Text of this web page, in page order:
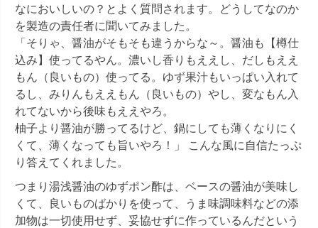
なにおいしいの？とよく質問されます。どうしてなのか
を製造の責任者に聞いてみました。
「そりゃ、醤油がそもそも違うからな～。醤油も【樽仕
込み】使ってるやん。濃いし香りもええし、だしもええ
もん（良いもの）使ってる。ゆず果汁もいっぱい入れて
るし、みりんもええもん（良いもの）やし、変なもん入
れてないから後味もええやろ。
柚子より醤油が勝ってるけど、鍋にしても薄くなりにく
くて、薄くなっても旨いやろ！」 こんな風に自信たっぷ
り答えてくれました。
つまり湯浅醤油のゆずポン酢は、ベースの醤油が美味し
くて、良いものばかりを使って、うま味調味料などの添
加物は一切使用せず、妥協せずに作っているんだという